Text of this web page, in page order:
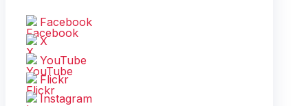
Facebook
X
YouTube
Flickr
Instagram